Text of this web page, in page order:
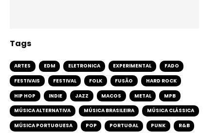
Tags
ARTES EDM ELETRONICA EXPERIMENTAL FADO
FESTIVAIS FESTIVAL FOLK FUSÃO HARD ROCK
HIP HOP INDIE JAZZ MACOS METAL MPB
MÚSICA ALTERNATIVA MÚSICA BRASILEIRA MÚSICA CLÁSSICA
MÚSICA PORTUGUESA POP PORTUGAL PUNK R&B